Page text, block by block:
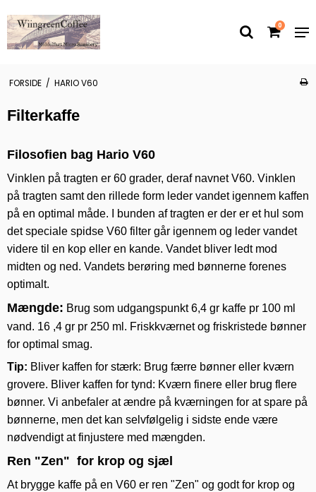
0
FORSIDE / HARIO V60
Filterkaffe
Filosofien bag Hario V60
Vinklen på tragten er 60 grader, deraf navnet V60. Vinklen
på tragten samt den rillede form leder vandet igennem kaffen
på en optimal måde. I bunden af tragten er der er et hul som
det speciale spidse V60 filter går igennem og leder vandet
videre til en kop eller en kande. Vandet bliver ledt mod
midten og ned. Vandets berøring med bønnerne forenes
optimalt.
Mængde: Brug som udgangspunkt 6,4 gr kaffe pr 100 ml
vand. 16 ,4 gr pr 250 ml. Friskkværnet og friskristede bønner
for optimal smag.
Tip: Bliver kaffen for stærk: Brug færre bønner eller kværn
grovere. Bliver kaffen for tynd: Kværn finere eller brug flere
bønner. Vi anbefaler at ændre på kværningen for at spare på
bønnerne, men det kan selvfølgelig i sidste ende være
nødvendigt at finjustere med mængden.
Ren "Zen" for krop og sjæl
At brygge kaffe på en V60 er ren "Zen" og godt for krop og